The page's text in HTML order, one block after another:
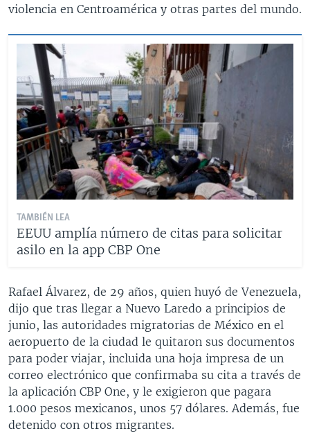
violencia en Centroamérica y otras partes del mundo.
TAMBIÉN LEA
EEUU amplía número de citas para solicitar
asilo en la app CBP One
Rafael Álvarez, de 29 años, quien huyó de Venezuela,
dijo que tras llegar a Nuevo Laredo a principios de
junio, las autoridades migratorias de México en el
aeropuerto de la ciudad le quitaron sus documentos
para poder viajar, incluida una hoja impresa de un
correo electrónico que confirmaba su cita a través de
la aplicación CBP One, y le exigieron que pagara
1.000 pesos mexicanos, unos 57 dólares. Además, fue
detenido con otros migrantes.